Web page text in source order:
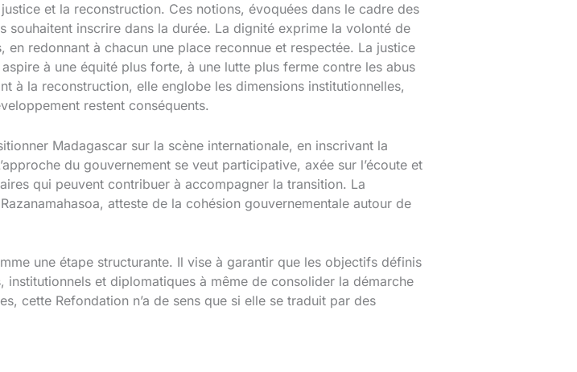
et la reconstruction. Ces notions, évoquées dans le cadre des
souhaitent inscrire dans la durée. La dignité exprime la volonté de
en redonnant à chacun une place reconnue et respectée. La justice
à une équité plus forte, à une lutte plus ferme contre les abus
à la reconstruction, elle englobe les dimensions institutionnelles,
restent conséquents.
Madagascar sur la scène internationale, en inscrivant la
du gouvernement se veut participative, axée sur l’écoute et
qui peuvent contribuer à accompagner la transition. La
atteste de la cohésion gouvernementale autour de
une étape structurante. Il vise à garantir que les objectifs définis
et diplomatiques à même de consolider la démarche
cette Refondation n’a de sens que si elle se traduit par des